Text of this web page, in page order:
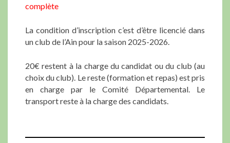
complète
La condition d’inscription c’est d’être licencié dans
un club de l’Ain pour la saison 2025-2026.
20€ restent à la charge du candidat ou du club (au
choix du club). Le reste (formation et repas) est pris
en charge par le Comité Départemental. Le
transport reste à la charge des candidats.